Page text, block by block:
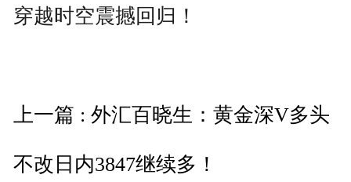
穿越时空震撼回归！
上一篇 : 外汇百晓生：黄金深V多头
不改日内3847继续多！